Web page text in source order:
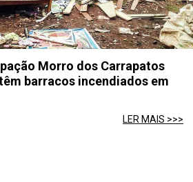
Morro dos Carrapatos
barracos incendiados em
LER MAIS >>>